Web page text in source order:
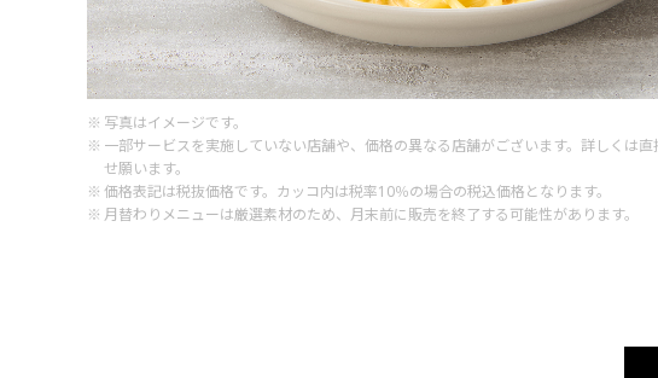
写真はイメージです。
一部サービスを実施していない店舗や、価格の異なる店舗がございます。詳しくは
せ願います。
価格表記は税抜価格です。カッコ内は税率10％の場合の税込価格となります。
月替わりメニューは厳選素材のため、月末前に販売を終了する可能性があります。